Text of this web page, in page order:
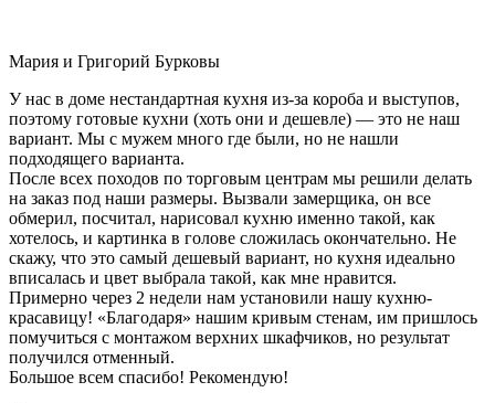
Мария и Григорий Бурковы
У нас в доме нестандартная кухня из-за короба и выступов,
поэтому готовые кухни (хоть они и дешевле) — это не наш
вариант. Мы с мужем много где были, но не нашли
подходящего варианта.
После всех походов по торговым центрам мы решили делать
на заказ под наши размеры. Вызвали замерщика, он все
обмерил, посчитал, нарисовал кухню именно такой, как
хотелось, и картинка в голове сложилась окончательно. Не
скажу, что это самый дешевый вариант, но кухня идеально
вписалась и цвет выбрала такой, как мне нравится.
Примерно через 2 недели нам установили нашу кухню-
красавицу! «Благодаря» нашим кривым стенам, им пришлось
помучиться с монтажом верхних шкафчиков, но результат
получился отменный.
Большое всем спасибо! Рекомендую!